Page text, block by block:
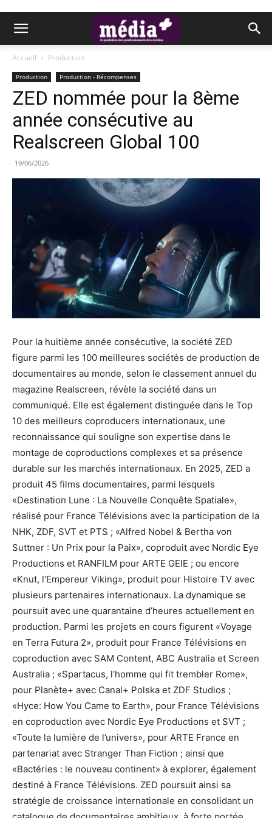
Accueil Production
Production Production - Récompenses
ZED nommée pour la 8ème
année consécutive au
Realscreen Global 100
19/06/2026
Pour la huitième année consécutive, la société ZED
figure parmi les 100 meilleures sociétés de production de
documentaires au monde, selon le classement annuel du
magazine Realscreen, révèle la société dans un
communiqué. Elle est également distinguée dans le Top
10 des meilleurs coproducers internationaux, une
reconnaissance qui souligne son expertise dans le
montage de coproductions complexes et sa présence
durable sur les marchés internationaux. En 2025, ZED a
produit 45 films documentaires, parmi lesquels
«Destination Lune : La Nouvelle Conquête Spatiale»,
réalisé pour France Télévisions avec la participation de la
NHK, ZDF, SVT et PTS ; «Alfred Nobel & Bertha von
Suttner : Un Prix pour la Paix», coproduit avec Nordic Eye
Productions et RANFILM pour ARTE GEIE ; ou encore
«Knut, l’Empereur Viking», produit pour Histoire TV avec
plusieurs partenaires internationaux. La dynamique se
poursuit avec une quarantaine d’heures actuellement en
production. Parmi les projets en cours figurent «Voyage
en Terra Futura 2», produit pour France Télévisions en
coproduction avec SAM Content, ABC Australia et Screen
Australia ; «Spartacus, l’homme qui fit trembler Rome»,
pour Planète+ avec Canal+ Polska et ZDF Studios ;
«Hyce: How You Came to Earth», pour France Télévisions
en coproduction avec Nordic Eye Productions et SVT ;
«Toute la lumière de l’univers», pour ARTE France en
partenariat avec Stranger Than Fiction ; ainsi que
«Bactéries : le nouveau continent» à explorer, également
destiné à France Télévisions. ZED poursuit ainsi sa
stratégie de croissance internationale en consolidant un